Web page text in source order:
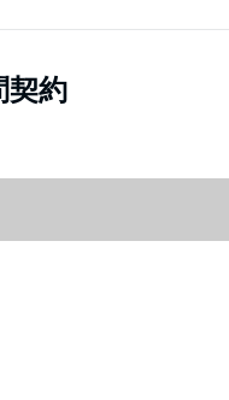
契約